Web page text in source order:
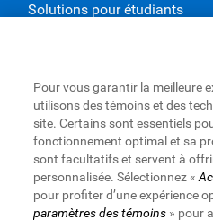
Solutions pour étudiants
Nous joindre
Trouvez une succursale ou
Prendre un rendez-vous
Pour vous garantir la meilleure
utilisons des témoins et des
site. Certains sont essentiels
fonctionnement optimal et sa
sont facultatifs et servent à
personnalisée. Sélectionnez «
pour profiter d’une expérience
paramètres des témoins» pour